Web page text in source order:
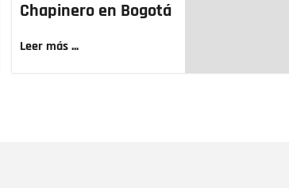
Chapinero en Bogotá
Leer más ...